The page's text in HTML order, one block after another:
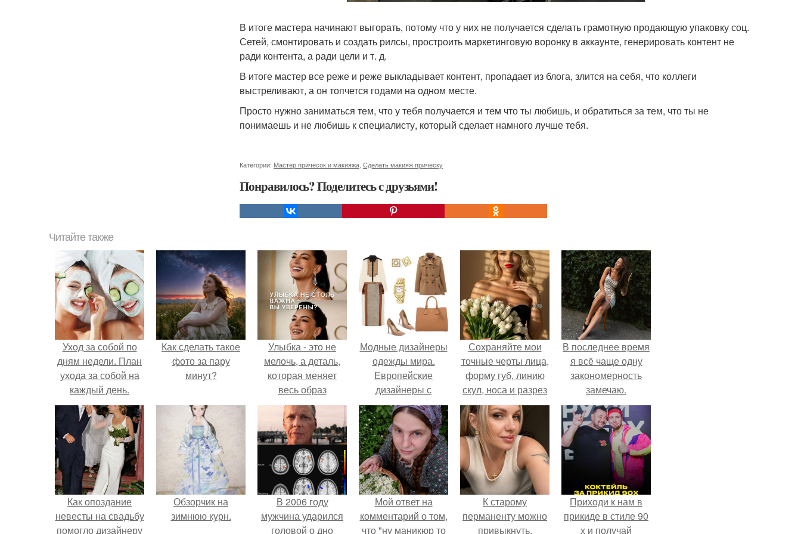
В итоге мастера начинают выгорать, потому что у них не получается сделать грамотную продающую упаковку соц.
Сетей, смонтировать и создать рилсы, простроить маркетинговую воронку в аккаунте, генерировать контент не
ради контента, а ради цели и т. д.
В итоге мастер все реже и реже выкладывает контент, пропадает из блога, злится на себя, что коллеги
выстреливают, а он топчется годами на одном месте.
Просто нужно заниматься тем, что у тебя получается и тем что ты любишь, и обратиться за тем, что ты не
понимаешь и не любишь к специалисту, который сделает намного лучше тебя.
Категории: Мастер причесок и макияжа Сделать макияж прическу
Понравилось? Поделитесь с друзьями!
Читайте также
Уход за собой по
дням недели. План
ухода за собой на
каждый день.
Как сделать такое
фото за пару
минут?
Улыбка - это не
мелочь, а деталь,
которая меняет
весь образ
человека.
Модные дизайнеры
одежды мира.
Европейские
дизайнеры с
мировой славой
Сохраняйте мои
точные черты лица,
форму губ, линию
скул, носа и разрез
глаз.
В последнее время
я всё чаще одну
закономерность
замечаю.
Как опоздание
невесты на свадьбу
помогло дизайнеру
Обзорчик на
зимнюю курн.
В 2006 году
мужчина ударился
головой о дно
Мой ответ на
комментарий о том,
что "ну маникюр то
К старому
перманенту можно
привыкнуть.
Приходи к нам в
прикиде в стиле 90
х и получай